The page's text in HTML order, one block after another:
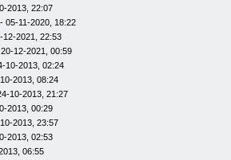
2013, 22:07
- 05-11-2020, 18:22
12-2021, 22:53
12-2021, 00:59
10-2013, 02:24
2013, 08:24
10-2013, 21:27
2013, 00:29
2013, 23:57
2013, 02:53
06:55